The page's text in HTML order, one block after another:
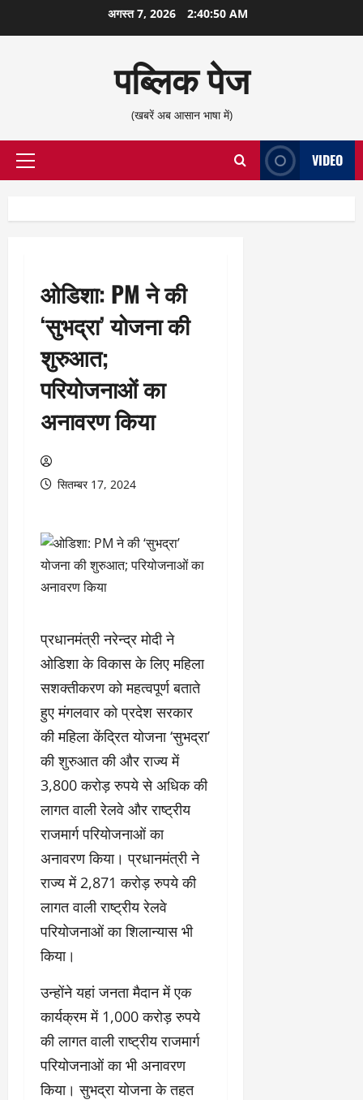
सामग्री
अगस्त 7, 2026 2:40:51 AM
पब्लिक पेज
(खबरें अब आसान भाषा में)
प्राथमिक
VIDEO
ओडिशा: PM ने की
‘सुभद्रा’ योजना की
शुरुआत;
परियोजनाओं का
अनावरण किया
सितम्बर 17, 2024
प्रधानमंत्री नरेन्द्र मोदी ने
ओडिशा के विकास के लिए महिला
सशक्तीकरण को महत्वपूर्ण बताते
हुए मंगलवार को प्रदेश सरकार
की महिला केंद्रित योजना ‘सुभद्रा’
की शुरुआत की और राज्य में
3,800 करोड़ रुपये से अधिक की
लागत वाली रेलवे और राष्ट्रीय
राजमार्ग परियोजनाओं का
अनावरण किया। प्रधानमंत्री ने
राज्य में 2,871 करोड़ रुपये की
लागत वाली राष्ट्रीय रेलवे
परियोजनाओं का शिलान्यास भी
किया।
उन्होंने यहां जनता मैदान में एक
कार्यक्रम में 1,000 करोड़ रुपये
की लागत वाली राष्ट्रीय राजमार्ग
परियोजनाओं का भी अनावरण
किया। सुभद्रा योजना के तहत